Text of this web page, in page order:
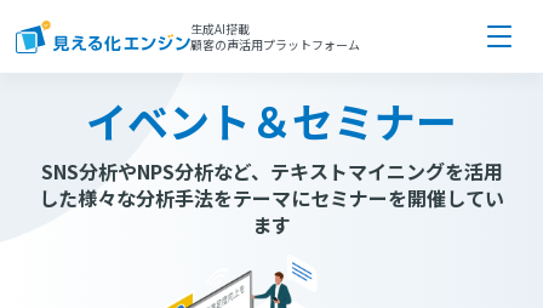
生成AI搭載
顧客の声活用プラットフォーム
イベント＆セミナー
SNS分析やNPS分析など、テキストマイニングを活用
した様々な分析手法をテーマにセミナーを開催してい
ます